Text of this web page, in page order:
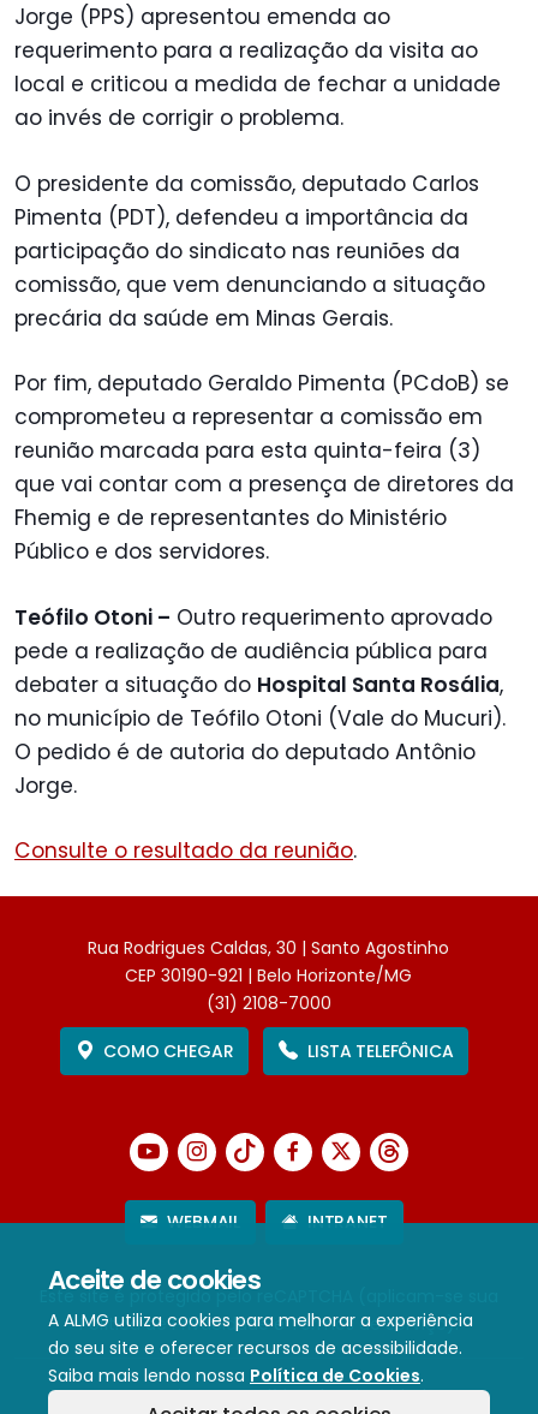
Aceite de cookies
A ALMG utiliza cookies para melhorar a experiência
do seu site e oferecer recursos de acessibilidade.
Saiba mais lendo nossa Política de Cookies.
Jorge (PPS) apresentou emenda ao
requerimento para a realização da visita ao
local e criticou a medida de fechar a unidade
ao invés de corrigir o problema.
O presidente da comissão, deputado Carlos
Pimenta (PDT), defendeu a importância da
participação do sindicato nas reuniões da
comissão, que vem denunciando a situação
precária da saúde em Minas Gerais.
Por fim, deputado Geraldo Pimenta (PCdoB) se
comprometeu a representar a comissão em
reunião marcada para esta quinta-feira (3)
que vai contar com a presença de diretores da
Fhemig e de representantes do Ministério
Público e dos servidores.
Teófilo Otoni – Outro requerimento aprovado
pede a realização de audiência pública para
debater a situação do Hospital Santa Rosália,
no município de Teófilo Otoni (Vale do Mucuri).
O pedido é de autoria do deputado Antônio
Jorge.
Consulte o resultado da reunião.
Rua Rodrigues Caldas, 30 | Santo Agostinho
CEP 30190-921 | Belo Horizonte/MG
(31) 2108-7000
COMO CHEGAR
LISTA TELEFÔNICA
WEBMAIL INTRANET
Este site é protegido pelo reCAPTCHA (aplicam-se sua
Política de PrivacidadeeTermos de Serviço).
Termos de Uso e Política de Privacidade